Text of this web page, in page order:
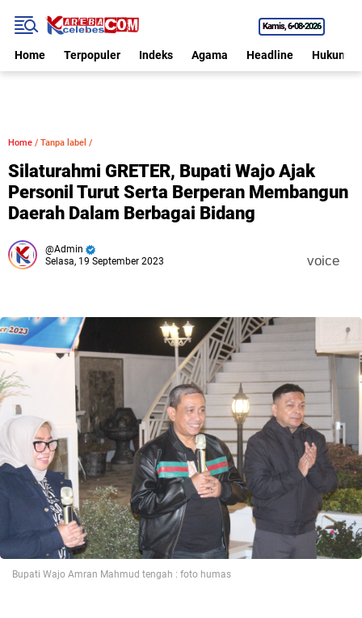
Kamis 6•08•2026
Home Terpopuler Indeks Agama Headline Hukum
Home / Tanpa label /
Silaturahmi GRETER, Bupati Wajo Ajak
Personil Turut Serta Berperan Membangun
Daerah Dalam Berbagai Bidang
Admin
Selasa, 19 September 2023
voice
Bupati Wajo Amran Mahmud tengah : foto humas